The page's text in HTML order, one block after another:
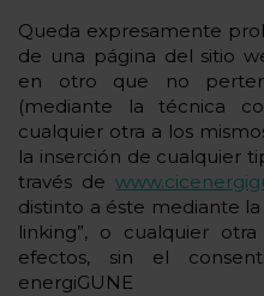
Queda expresamente
de una página del sitio
en otro que no
(mediante la técnica
cualquier otra a los
la inserción de cualquier
través de
distinto a éste mediante
linking”, o cualquier
efectos, sin el
energiGUNE